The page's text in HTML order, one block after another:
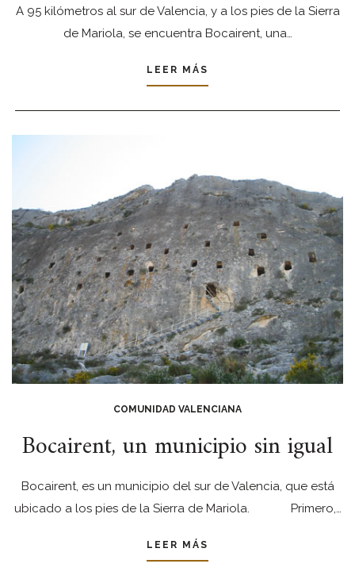
A 95 kilómetros al sur de Valencia, y a los pies de la Sierra
de Mariola, se encuentra Bocairent, una…
LEER MÁS
COMUNIDAD VALENCIANA
Bocairent, un municipio sin igual
Bocairent, es un municipio del sur de Valencia, que está
ubicado a los pies de la Sierra de Mariola. Primero,…
LEER MÁS